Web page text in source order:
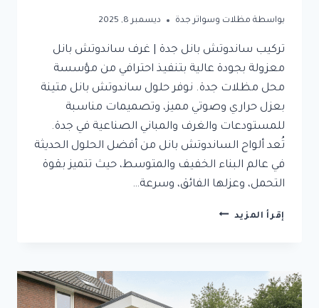
بواسطة مظلات وسواتر جدة ديسمبر 8, 2025
تركيب ساندوتش بانل جدة | غرف ساندوتش بانل
معزولة بجودة عالية بتنفيذ احترافي من مؤسسة
محل مظلات جدة. نوفر حلول ساندوتش بانل متينة
بعزل حراري وصوتي مميز، وتصميمات مناسبة
للمستودعات والغرف والمباني الصناعية في جدة.
تُعد ألواح الساندوتش بانل من أفضل الحلول الحديثة
في عالم البناء الخفيف والمتوسط، حيث تتميز بقوة
التحمل، وعزلها الفائق، وسرعة…
إقرأ المزيد تركيب
|
غرف
ساندوتش